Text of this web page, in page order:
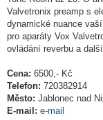
Valvetronix preamp s
dynamické nuance
pro aparáty Vox
ovládání reverbu a
Cena: 6500,- Kč
Telefon: 720382914
Město: Jablonec nad
E-mail: e-mail